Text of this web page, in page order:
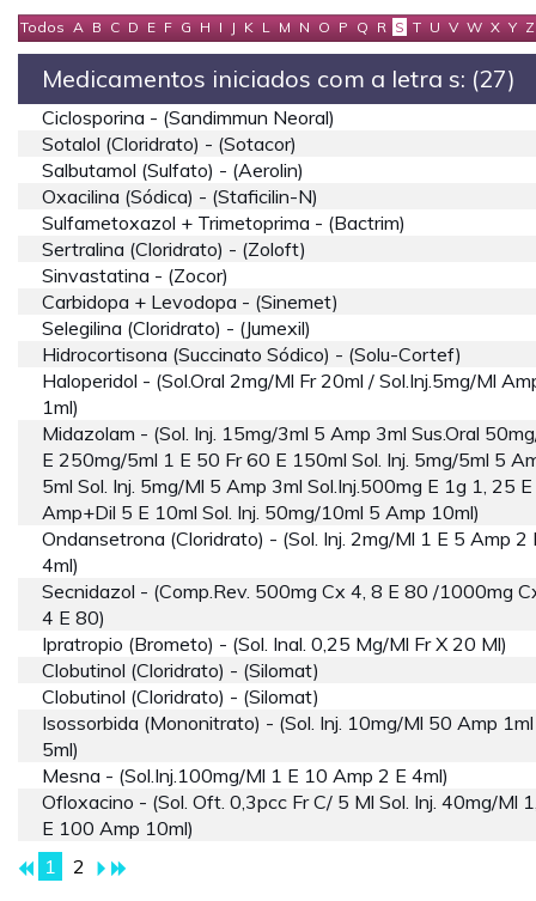
Todos A B C D E F G H I J K L M N O P Q R S T U V W X Y Z
Medicamentos iniciados com a letra s: (27)
Ciclosporina - (sandimmun Neoral)
Sotalol (cloridrato) - (sotacor)
Salbutamol (sulfato) - (aerolin)
Oxacilina (sódica) - (staficilin-N)
Sulfametoxazol + Trimetoprima - (bactrim)
Sertralina (cloridrato) - (zoloft)
Sinvastatina - (zocor)
Carbidopa + Levodopa - (sinemet)
Selegilina (cloridrato) - (jumexil)
Hidrocortisona (succinato Sódico) - (solu-Cortef)
Haloperidol - (sol.oral 2mg/ml Fr 20ml / Sol.inj.5mg/ml
1ml)
Midazolam - (sol. Inj. 15mg/3ml 5 Amp 3ml Sus.oral
E 250mg/5ml 1 E 50 Fr 60 E 150ml Sol. Inj. 5mg/5ml 5
5ml Sol. Inj. 5mg/ml 5 Amp 3ml Sol.inj.500mg E 1g 1, 25
Amp+dil 5 E 10ml Sol. Inj. 50mg/10ml 5 Amp 10ml)
Ondansetrona (cloridrato) - (sol. Inj. 2mg/ml 1 E 5 Amp 2
4ml)
Secnidazol - (comp.rev. 500mg Cx 4, 8 E 80 /1000mg
4 E 80)
Ipratropio (brometo) - (sol. Inal. 0,25 Mg/ml Fr X 20 Ml)
Clobutinol (cloridrato) - (silomat)
Clobutinol (cloridrato) - (silomat)
Isossorbida (mononitrato) - (sol. Inj. 10mg/ml 50 Amp
5ml)
Mesna - (sol.inj.100mg/ml 1 E 10 Amp 2 E 4ml)
Ofloxacino - (sol. Oft. 0,3pcc Fr C/ 5 Ml Sol. Inj. 40mg/ml
E 100 Amp 10ml)
1
2